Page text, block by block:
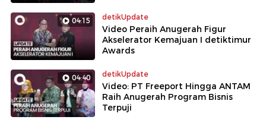
04:15 detikUpdate
Video Peraih Anugerah Figur
Akselerator Kemajuan I detiktimur
Awards
04:40 detikUpdate
Video: PT Freeport Hingga ANTAM
Raih Anugerah Program Bisnis
Terpuji